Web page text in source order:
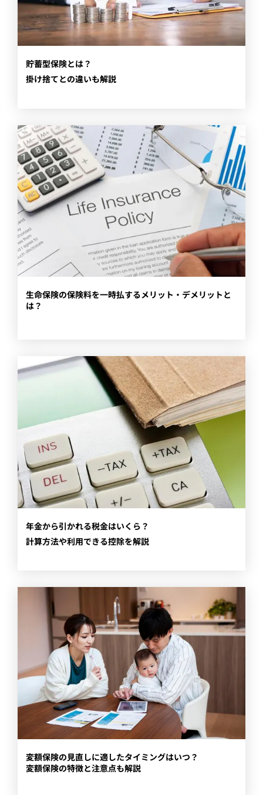
​貯蓄型保険とは？
掛け捨てとの違いも解説
​生命保険の保険料を一時払するメリット・デメリットと
は？
​年金から引かれる税金はいくら？
計算方法や利用できる控除を解説
​変額保険の見直しに適したタイミングはいつ？
変額保険の特徴と注意点も解説